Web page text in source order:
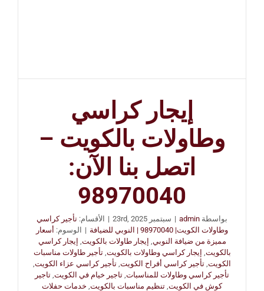
إيجار كراسي
وطاولات بالكويت –
اتصل بنا الآن:
98970040
بواسطة admin
| سبتمبر 23rd, 2025 | الأقسام: تأجير كراسي
وطاولات الكويت| 98970040 | النوبي للضيافة
| الوسوم: أسعار
مميزة من ضيافة النوبي إيجار طاولات بالكويت إيجار كراسي
بالكويت إيجار كراسي وطاولات بالكويت ,تأجير طاولات مناسبات
الكويت تأجير كراسي أفراح الكويت تأجير كراسي عزاء الكويت
تأجير كراسي وطاولات للمناسبات تاجير خيام في الكويت تاجير
كوش في الكويت تنظيم مناسبات بالكويت خدمات حفلات